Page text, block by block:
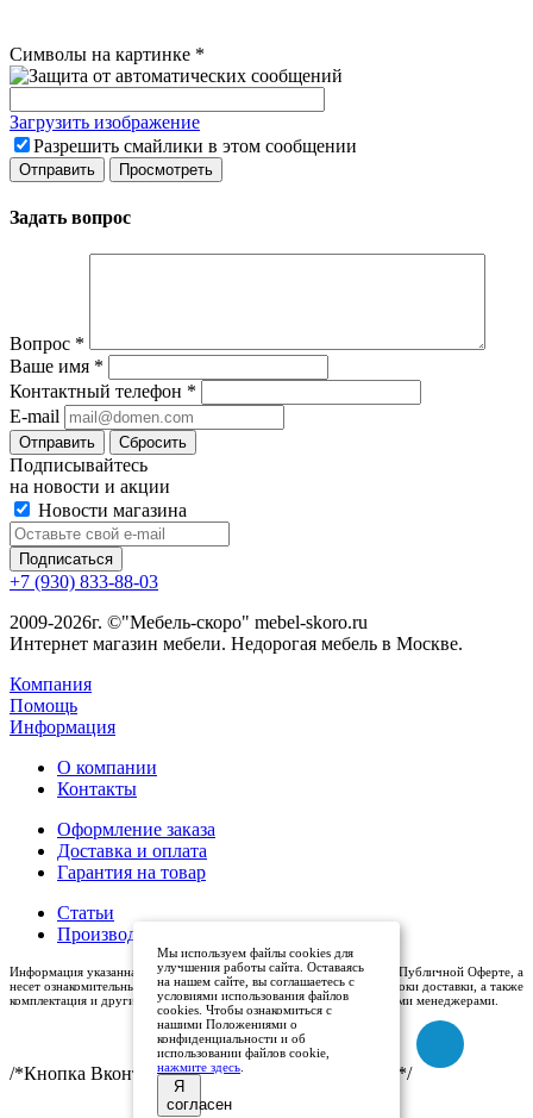
Символы на картинке *
Загрузить изображение
Разрешить смайлики в этом сообщении
Задать вопрос
Вопрос *
Ваше имя *
Контактный телефон *
E-mail
Сбросить
Подписывайтесь
на новости и акции
Новости магазина
+7 (930) 833-88-03
2009-2026г. ©"Мебель-скоро" mebel-skoro.ru
Интернет магазин мебели. Недорогая мебель в Москве.
Компания
Помощь
Информация
О компании
Контакты
Оформление заказа
Доставка и оплата
Гарантия на товар
Статьи
Производители
Информация указанная на сайте (описания и цены), не относится к Публичной Оферте, а
несет ознакомительный характер. Окончательная цена, условия и сроки доставки, а также
комплектация и другие характеристики товаров - уточняются нашими менеджерами.
/*Кнопка Вконтакте (международный логотип)*/
Мы используем файлы cookies для
улучшения работы сайта. Оставаясь
на нашем сайте, вы соглашаетесь с
условиями использования файлов
cookies. Чтобы ознакомиться с
нашими Положениями о
конфиденциальности и об
использовании файлов cookie,
нажмите здесь
Я
согласен